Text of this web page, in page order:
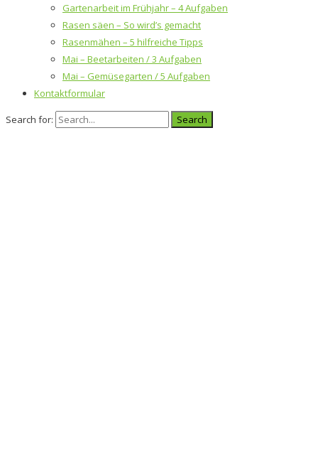
Gartenarbeit im Frühjahr – 4 Aufgaben
Rasen säen – So wird’s gemacht
Rasenmähen – 5 hilfreiche Tipps
Mai – Beetarbeiten / 3 Aufgaben
Mai – Gemüsegarten / 5 Aufgaben
Kontaktformular
Search for: